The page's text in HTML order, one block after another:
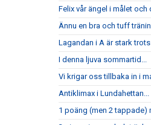
Felix vår ängel i målet
Ännu en bra och tuff
Lagandan i A är stark
I denna ljuva sommartid...
Vi krigar oss tillbaka in i
Antiklimax i Lundahettan...
1 poäng (men 2 tappade)